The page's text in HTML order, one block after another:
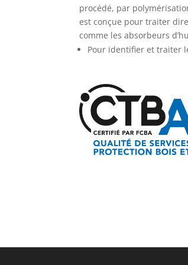
procédé, par
est conçue pour traiter
comme les absorbeurs
Pour identifier et traiter